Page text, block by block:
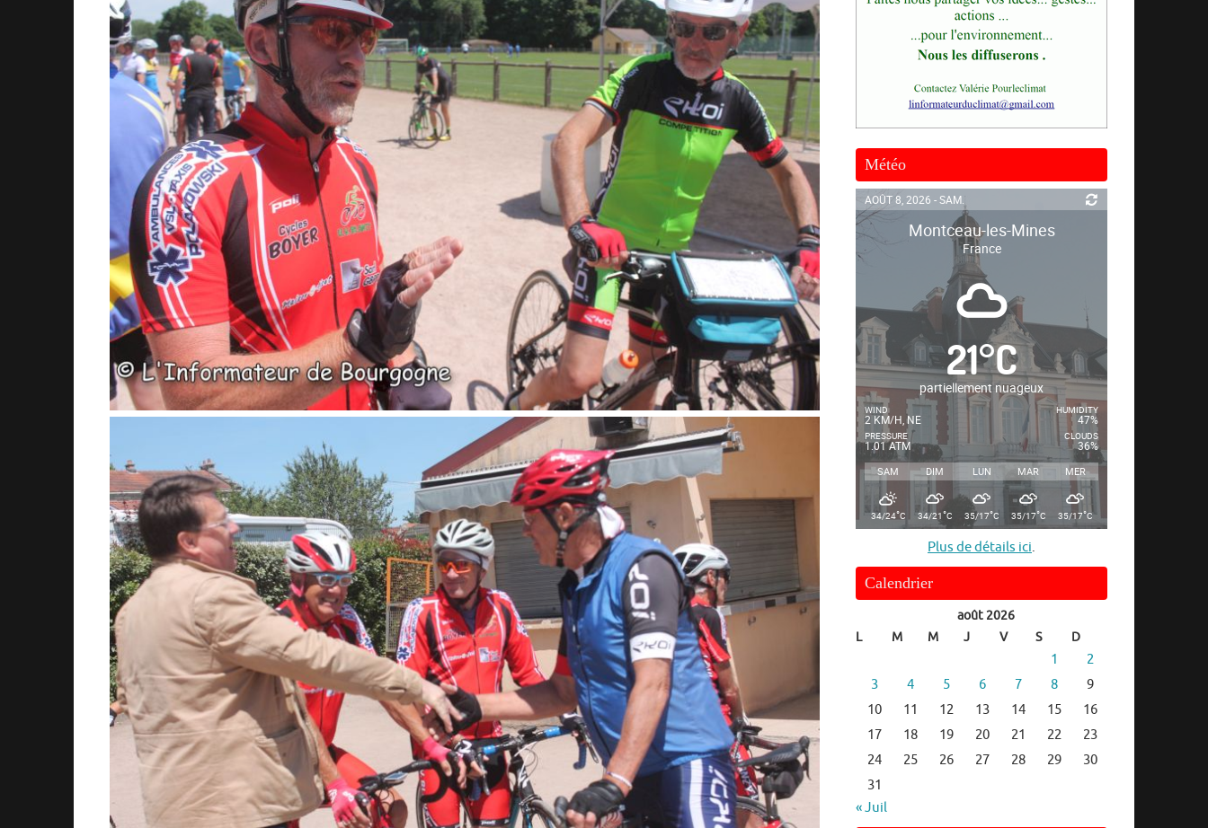
Météo
AOÛT 8, 2026 - SAM.
Montceau-les-Mines
France
21°C
partiellement nuageux
WIND
2 KM/H, NE
PRESSURE
1.01 ATM
HUMIDITY
47%
CLOUDS
36%
SAM DIM LUN MAR MER
34/24°C 34/21°C 35/17°C 35/17°C 35/17°C
Plus de détails ici.
Calendrier
août 2026
L
M M J V S D
1
2
3
4 5 6 7 8
9
10
11 12 13 14 15
16
17
18 19 20 21 22
23
24
25 26 27 28 29
30
31
« Juil